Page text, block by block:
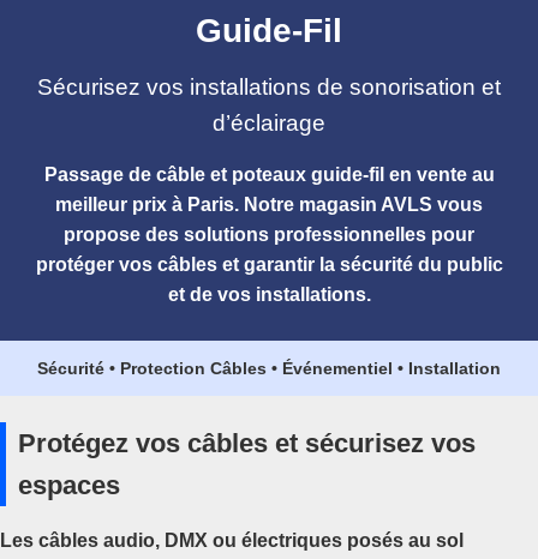
Guide-Fil
Sécurisez vos installations de sonorisation et
d’éclairage
Passage de câbleet poteaux guide-fil en vente au
meilleur prix à Paris. Notre magasin AVLS vous
propose des solutions professionnelles pour
protéger vos câbles et garantir la sécurité du public
et de vos installations.
Sécurité • Protection Câbles • Événementiel • Installation
Protégez vos câbles et sécurisez vos
espaces
Les câbles audio, DMX ou électriques posés au sol